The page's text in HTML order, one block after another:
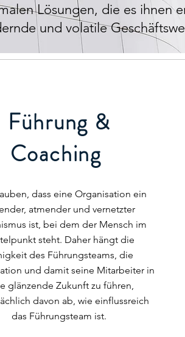
Lösungen, die es ihnen
und volatile
Führung &
Coaching
dass eine Organisation ein
atmender und vernetzter
ist, bei dem der Mensch im
steht. Daher hängt die
des Führungsteams, die
und damit seine Mitarbeiter in
glänzende Zukunft zu führen,
davon ab, wie einflussreich
das Führungsteam ist.